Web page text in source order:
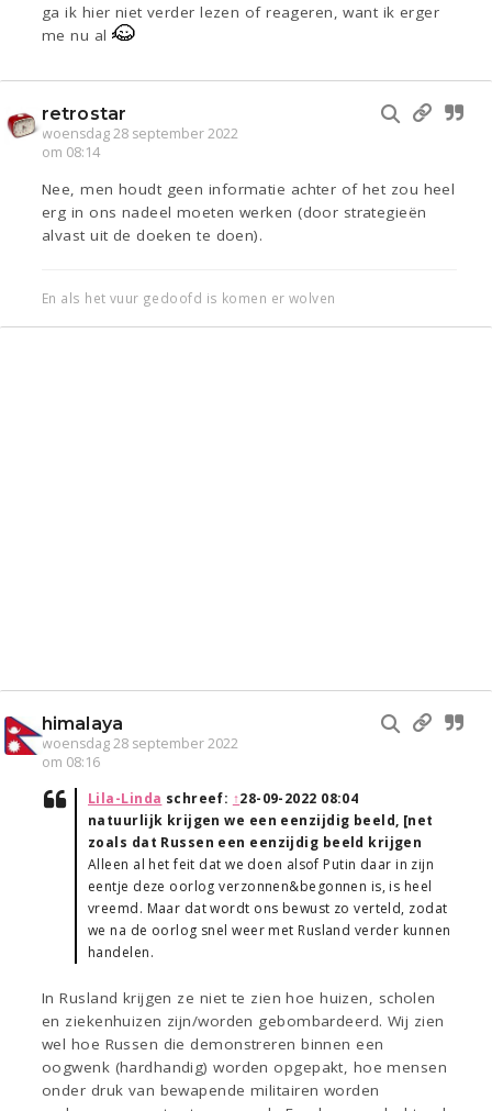
ga ik hier niet verder lezen of reageren, want ik erger
me nu al
retrostar
woensdag 28 september 2022
om 08:14
Nee, men houdt geen informatie achter of het zou heel
erg in ons nadeel moeten werken (door strategieën
alvast uit de doeken te doen).
En als het vuur gedoofd is komen er wolven
himalaya
woensdag 28 september 2022
om 08:16
Lila-Linda schreef: ↑28-09-2022 08:04
natuurlijk krijgen we een eenzijdig beeld, [net
zoals dat Russen een eenzijdig beeld krijgen
Alleen al het feit dat we doen alsof Putin daar in zijn
eentje deze oorlog verzonnen&begonnen is, is heel
vreemd. Maar dat wordt ons bewust zo verteld, zodat
we na de oorlog snel weer met Rusland verder kunnen
handelen.
In Rusland krijgen ze niet te zien hoe huizen, scholen
en ziekenhuizen zijn/worden gebombardeerd. Wij zien
wel hoe Russen die demonstreren binnen een
oogwenk (hardhandig) worden opgepakt, hoe mensen
onder druk van bewapende militairen worden